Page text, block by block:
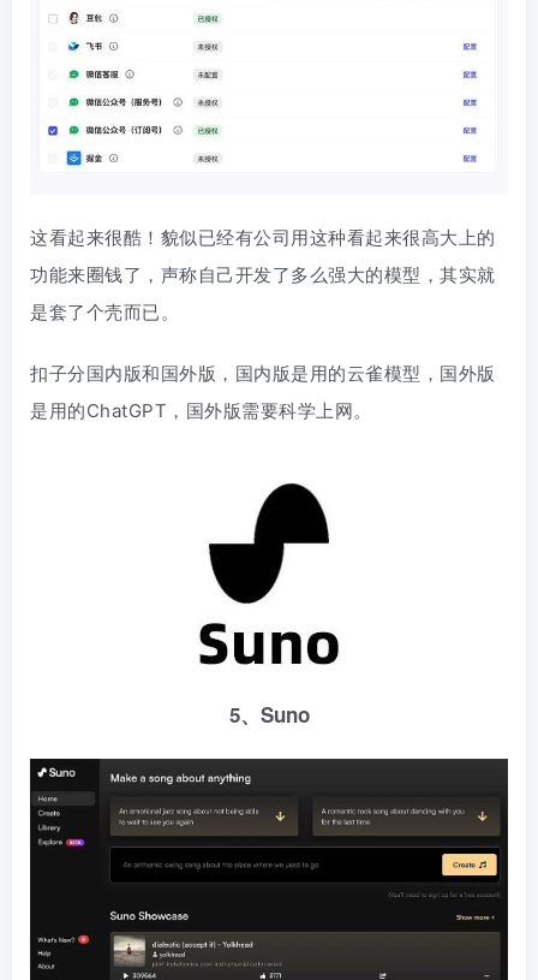
这看起来很酷！貌似已经有公司用这种看起来很高大上的
功能来圈钱了，声称自己开发了多么强大的模型，其实就
是套了个壳而已。
扣子分国内版和国外版，国内版是用的云雀模型，国外版
是用的ChatGPT，国外版需要科学上网。
5、Suno